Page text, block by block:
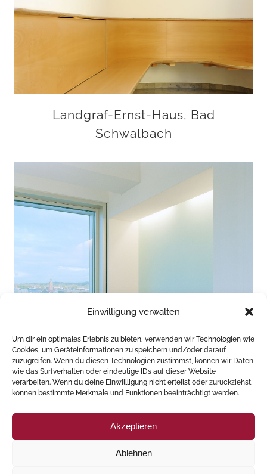
Einwilligung verwalten
Um dir ein optimales Erlebnis zu bieten, verwenden wir Technologien wie
Cookies, um Geräteinformationen zu speichern und/oder darauf
zuzugreifen. Wenn du diesen Technologien zustimmst, können wir Daten
wie das Surfverhalten oder eindeutige IDs auf dieser Website
verarbeiten. Wenn du deine Einwillligung nicht erteilst oder zurückziehst,
können bestimmte Merkmale und Funktionen beeinträchtigt werden.
Akzeptieren
Ablehnen
Landgraf-Ernst-Haus, Bad
Schwalbach
Büro SLP, Darmstadt, 2004